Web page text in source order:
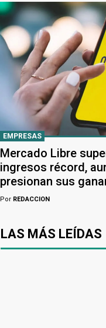
EMPRESAS
Mercado Libre
ingresos récord,
presionan sus
Por REDACCION
LAS MÁS LEÍDAS